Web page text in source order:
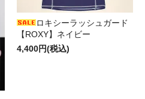
ロキシーラッシュガード
【ROXY】ネイビー
4,400円(税込)